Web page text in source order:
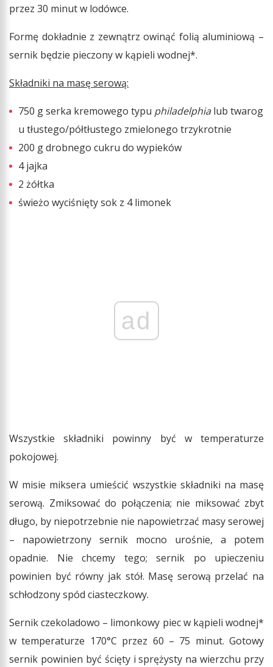
przez 30 minut w lodówce.
Formę dokładnie z zewnątrz owinąć folią aluminiową –
sernik będzie pieczony w kąpieli wodnej*.
Składniki na masę serową:
750 g serka kremowego typu philadelphialub twarog
u tłustego/półtłustego zmielonego trzykrotnie
200 g drobnego cukru do wypieków
4 jajka
2 żółtka
świeżo wyciśnięty sok z 4 limonek
ad
Wszystkie składniki powinny być w temperaturze
pokojowej.
W misie miksera umieścić wszystkie składniki na masę
serową. Zmiksować do połączenia; nie miksować zbyt
długo, by niepotrzebnie nie napowietrzać masy serowej
– napowietrzony sernik mocno urośnie, a potem
opadnie. Nie chcemy tego; sernik po upieczeniu
powinien być równy jak stół. Masę serową przelać na
schłodzony spód ciasteczkowy.
Sernik czekoladowo – limonkowy piec w kąpieli wodnej*
w temperaturze 170°C przez 60 – 75 minut. Gotowy
sernik powinien być ścięty i sprężysty na wierzchu przy